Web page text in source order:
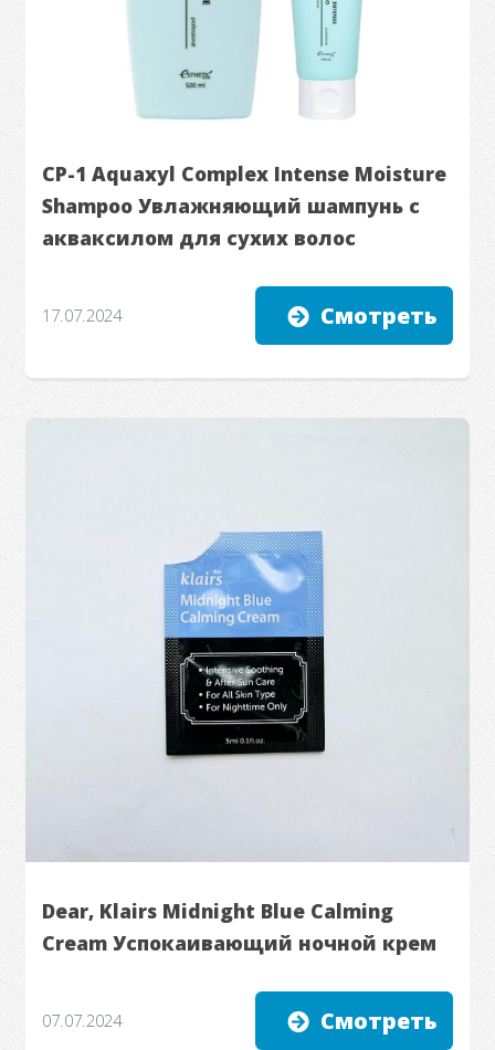
CP-1 Aquaxyl Complex Intense Moisture
Shampoo Увлажняющий шампунь с
акваксилом для сухих волос
17.07.2024 Смотреть
Dear, Klairs Midnight Blue Calming
Cream Успокаивающий ночной крем
07.07.2024 Смотреть